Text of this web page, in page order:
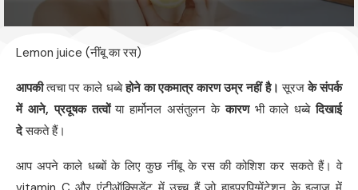
Lemon juice (नींबू का रस)
आपकीत्वचा पर काले धब्बेहोने का एकमात्र कारण उम्र नहीं है। सूरजके संपर्क
में आने,प्रदूषक तत्वोंया हार्मोनल असंतुलन केकारणभी काले धब्बेदिखाई
देसकते हैं।
आप अपने काले धब्बों के लिए कुछ नींबू के रस की कोशिश कर सकते हैं। वे